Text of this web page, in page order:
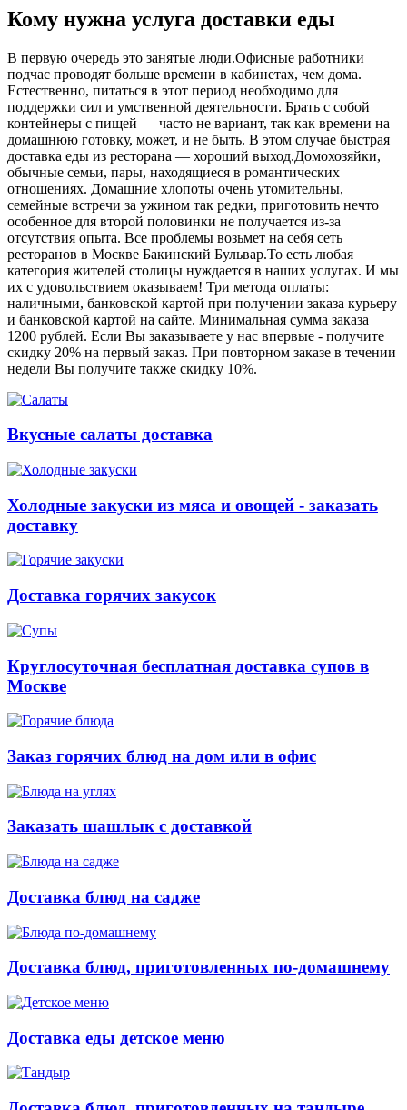
Кому нужна услуга доставки еды
В первую очередь это занятые люди.Офисные работники
подчас проводят больше времени в кабинетах, чем дома.
Естественно, питаться в этот период необходимо для
поддержки сил и умственной деятельности. Брать с собой
контейнеры с пищей ― часто не вариант, так как времени на
домашнюю готовку, может, и не быть. В этом случае быстрая
доставка еды из ресторана ― хороший выход.Домохозяйки,
обычные семьи, пары, находящиеся в романтических
отношениях. Домашние хлопоты очень утомительны,
семейные встречи за ужином так редки, приготовить нечто
особенное для второй половинки не получается из-за
отсутствия опыта. Все проблемы возьмет на себя сеть
ресторанов в Москве Бакинский Бульвар.То есть любая
категория жителей столицы нуждается в наших услугах. И мы
их с удовольствием оказываем! Три метода оплаты:
наличными, банковской картой при получении заказа курьеру
и банковской картой на сайте. Минимальная сумма заказа
1200 рублей. Если Вы заказываете у нас впервые - получите
скидку 20% на первый заказ. При повторном заказе в течении
недели Вы получите также скидку 10%.
Вкусные салаты доставка
Холодные закуски из мяса и овощей - заказать
доставку
Доставка горячих закусок
Круглосуточная бесплатная доставка супов в
Москве
Заказ горячих блюд на дом или в офис
Заказать шашлык с доставкой
Доставка блюд на садже
Доставка блюд, приготовленных по-домашнему
Доставка еды детское меню